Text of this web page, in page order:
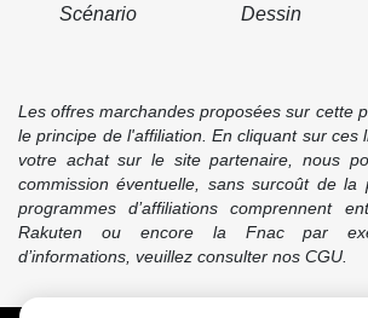
Scénario Dessin
Les offres marchandes proposées sur cette
le principe de l'affiliation. En cliquant sur ces
votre achat sur le site partenaire, nous
commission éventuelle, sans surcoût de la
programmes d’affiliations comprennent
Rakuten ou encore la Fnac par
d’informations, veuillez consulter nos CGU.